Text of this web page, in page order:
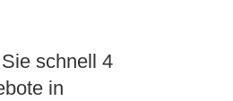
schnell 4
in